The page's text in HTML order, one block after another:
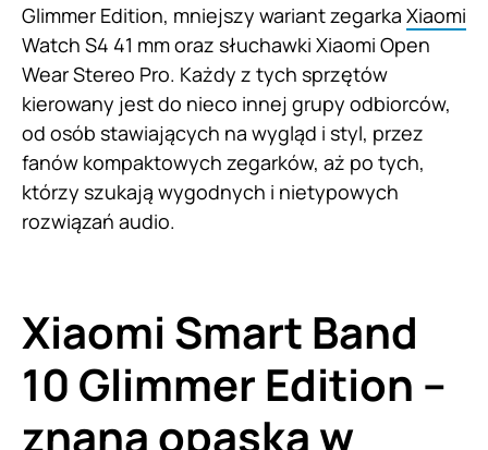
Glimmer Edition, mniejszy wariant zegarka Xiaomi
Watch S4 41 mm oraz słuchawki Xiaomi Open
Wear Stereo Pro. Każdy z tych sprzętów
kierowany jest do nieco innej grupy odbiorców,
od osób stawiających na wygląd i styl, przez
fanów kompaktowych zegarków, aż po tych,
którzy szukają wygodnych i nietypowych
rozwiązań audio.
Xiaomi Smart Band
10 Glimmer Edition –
znana opaska w